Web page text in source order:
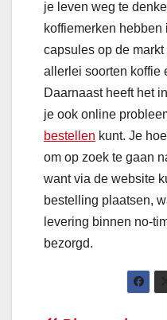
je leven weg te
koffiemerken
capsules op de
allerlei soorten koffie
Daarnaast heeft het
je ook online
bestellen kunt. Je
om op zoek te gaan
want via de website
bestelling plaatsen,
levering binnen no-
bezorgd.